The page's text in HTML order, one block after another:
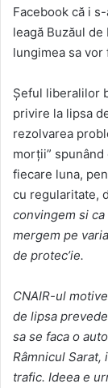
Facebook că i
leagă Buzăul
lungimea sa
Șeful liberalilor
privire la lipsa
rezolvarea
morții”
fiecare luna,
cu regularitate,
convingem si
mergem pe
de protec’ie.
CNAIR-ul
de lipsa
sa se faca o
Râmnicul Sarat,
trafic. Ideea e